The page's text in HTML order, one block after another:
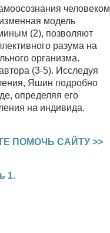
человеком
модель
(2), позволяют
разума на
организма.
(3-5). Исследуя
Яшин подробно
определяя его
на индивида.
ПОМОЧЬ САЙТУ >>
1.